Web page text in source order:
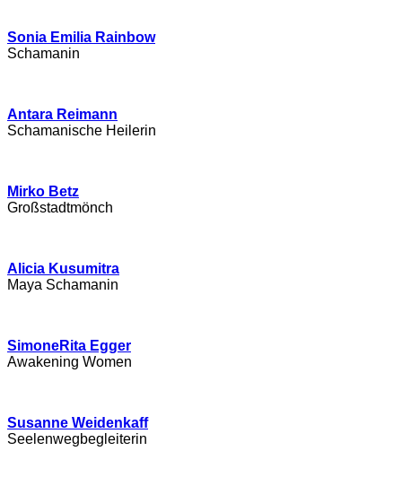
Sonia Emilia Rainbow
Schamanin
Antara Reimann
Schamanische Heilerin
Mirko Betz
Großstadtmönch
Alicia Kusumitra
Maya Schamanin
SimoneRita Egger
Awakening Women
Susanne Weidenkaff
Seelenwegbegleiterin